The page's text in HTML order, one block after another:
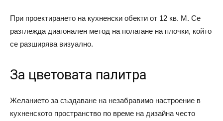
При проектирането на кухненски обекти от 12 кв. М. Се
разглежда диагонален метод на полагане на плочки, който
се разширява визуално.
За цветовата палитра
Желанието за създаване на незабравимо настроение в
кухненското пространство по време на дизайна често